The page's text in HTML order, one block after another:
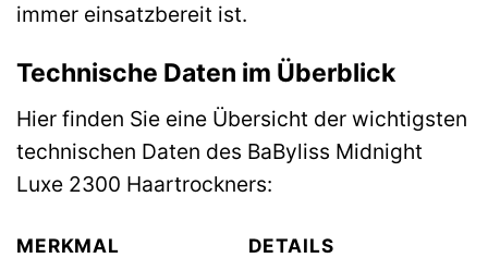
immer einsatzbereit ist.
Technische Daten im Überblick
Hier finden Sie eine Übersicht der wichtigsten
technischen Daten des BaByliss Midnight
Luxe 2300 Haartrockners:
MERKMAL
DETAILS